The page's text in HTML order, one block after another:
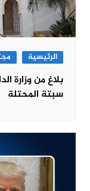
الرئيسية
بلاغ من وزارة
سبتة المحتلة